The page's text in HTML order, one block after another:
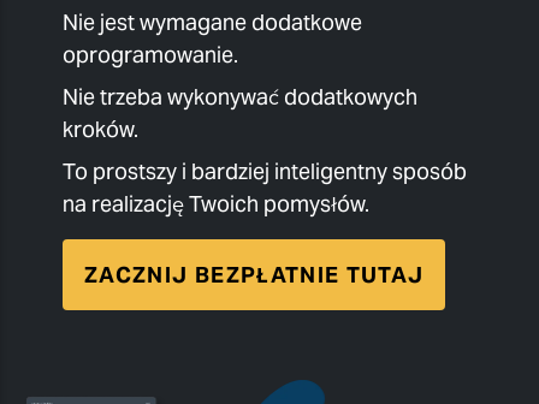
Nie jest wymagane dodatkowe
oprogramowanie.
Nie trzeba wykonywać dodatkowych
kroków.
To prostszy i bardziej inteligentny sposób
na realizację Twoich pomysłów.
ZACZNIJ BEZPŁATNIE TUTAJ